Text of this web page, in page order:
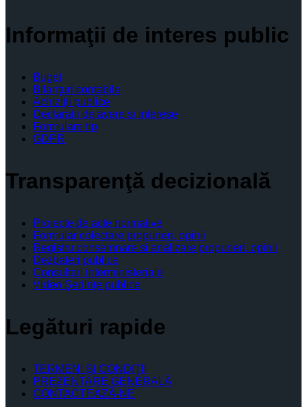
Informaţii de interes public
Buget
Bilanţuri contabile
Achiziţii publice
Declaratii de avere si interese
Formulare tip
GDPR
Transparenţă decizională
Proiecte de acte normative
Formular colectare propuneri, opinii
Registru consemnare si analizare propuneri, opinii
Dezbateri publice
Consultari interministeriale
Video Şedinţe publice
Legături rapide
TERMENI ŞI CONDIŢII
PREZENTARE GENERALĂ
CONTACTEAZĂ-NE